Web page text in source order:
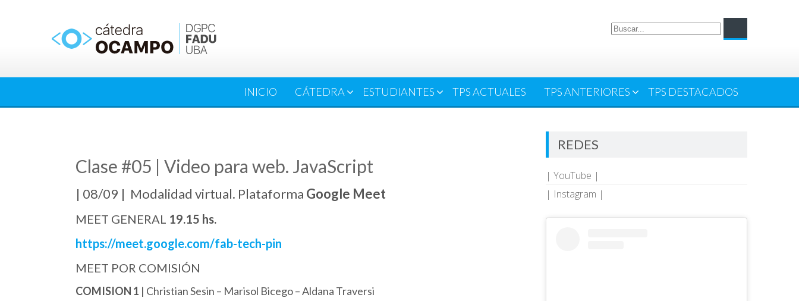
INICIO CÁTEDRA ESTUDIANTES TPS ACTUALES TPS ANTERIORES TPS DESTACADOS
Clase #05 | Video para web. JavaScript
| 08/09 | Modalidad virtual. Plataforma Google Meet
MEET GENERAL 19.15 hs.
https://meet.google.com/fab-tech-pin
MEET POR COMISIÓN
COMISION 1 | Christian Sesin – Marisol Bicego – Aldana Traversi
REDES
| YouTube |
| Instagram |